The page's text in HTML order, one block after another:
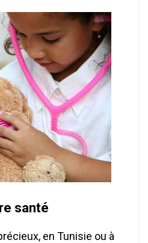
santé
en Tunisie ou à